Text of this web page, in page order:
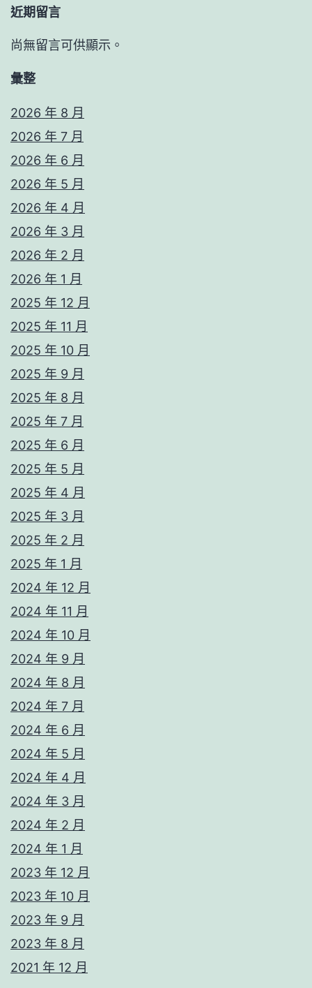
近期留言
尚無留言可供顯示。
彙整
2026 年 8 月
2026 年 7 月
2026 年 6 月
2026 年 5 月
2026 年 4 月
2026 年 3 月
2026 年 2 月
2026 年 1 月
2025 年 12 月
2025 年 11 月
2025 年 10 月
2025 年 9 月
2025 年 8 月
2025 年 7 月
2025 年 6 月
2025 年 5 月
2025 年 4 月
2025 年 3 月
2025 年 2 月
2025 年 1 月
2024 年 12 月
2024 年 11 月
2024 年 10 月
2024 年 9 月
2024 年 8 月
2024 年 7 月
2024 年 6 月
2024 年 5 月
2024 年 4 月
2024 年 3 月
2024 年 2 月
2024 年 1 月
2023 年 12 月
2023 年 10 月
2023 年 9 月
2023 年 8 月
2021 年 12 月